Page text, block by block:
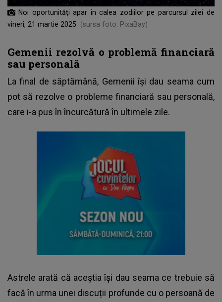
Noi oportunități apar în calea zodiilor pe parcursul zilei de
vineri, 21 martie 2025
(sursa foto: PixaBay)
Gemenii rezolvă o problemă financiară
sau personală
La final de săptămână, Gemenii își dau seama cum
pot să rezolve o probleme financiară sau personală,
care i-a pus în încurcătură în ultimele zile.
Astrele arată că aceștia își dau seama ce trebuie să
facă în urma unei discuții profunde cu o persoană de